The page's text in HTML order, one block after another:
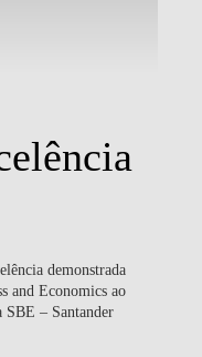
demonstrada
and Economics ao
SBE – Santander